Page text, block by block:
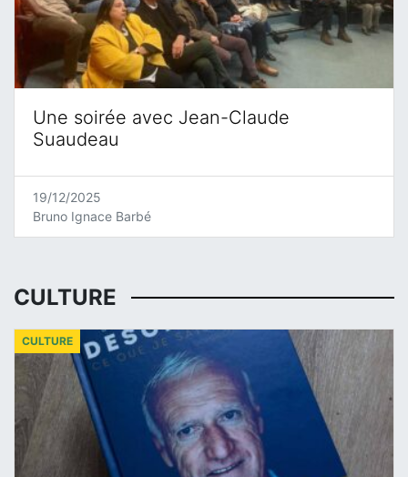
Une soirée avec Jean-Claude
Suaudeau
19/12/2025
Bruno Ignace Barbé
CULTURE
CULTURE